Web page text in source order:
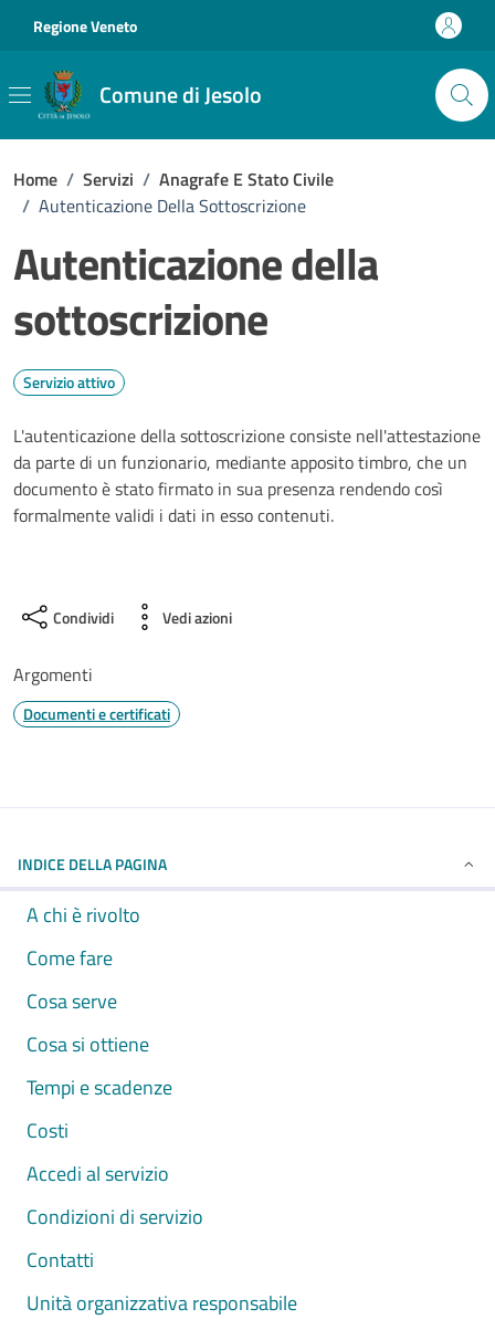
Regione Veneto
Comune di Jesolo
Home / Servizi / Anagrafe E Stato Civile
/ Autenticazione Della Sottoscrizione
Autenticazione della
sottoscrizione
Servizio attivo
L'autenticazione della sottoscrizione consiste nell'attestazione
da parte di un funzionario, mediante apposito timbro, che un
documento è stato firmato in sua presenza rendendo così
formalmente validi i dati in esso contenuti.
Condividi Vedi azioni
Argomenti
Documenti e certificati
INDICE DELLA PAGINA
A chi è rivolto
Come fare
Cosa serve
Cosa si ottiene
Tempi e scadenze
Costi
Accedi al servizio
Condizioni di servizio
Contatti
Unità organizzativa responsabile